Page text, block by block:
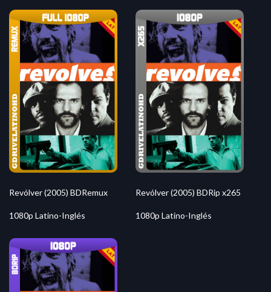
Revólver (2005) BDRemux
1080p Latino-Inglés
Revólver (2005) BDRip x265
1080p Latino-Inglés